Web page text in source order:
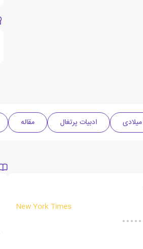
ادبیات پرتغال مقاله
New York Times